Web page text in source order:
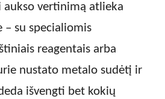
aukso vertinimą atlieka
– su specialiomis
reagentais arba
nustato metalo sudėtį ir
išvengti bet kokių